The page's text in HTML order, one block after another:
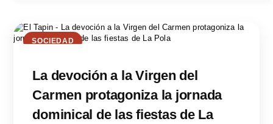
SOCIEDAD
La devoción a la Virgen del
Carmen protagoniza la jornada
dominical de las fiestas de La